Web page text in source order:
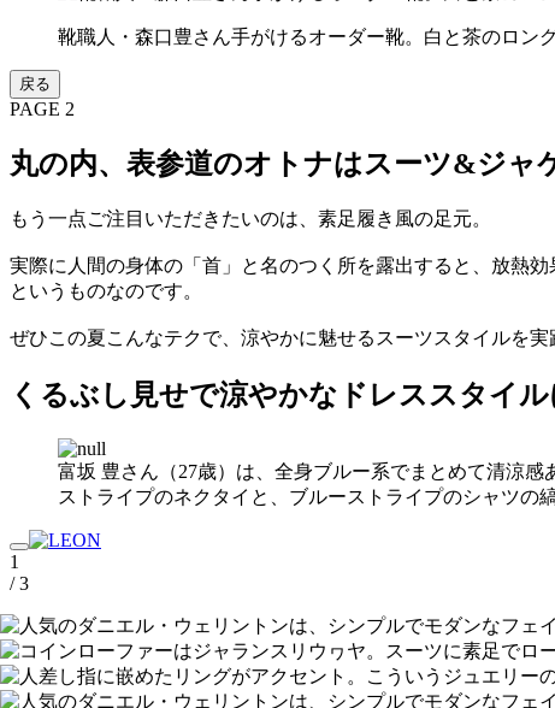
靴職人・森口豊さん手がけるオーダー靴。白と茶のロン
戻る
PAGE 2
丸の内、表参道のオトナはスーツ&ジャ
もう一点ご注目いただきたいのは、素足履き風の足元。
実際に人間の身体の「首」と名のつく所を露出すると、放熱
というものなのです。
ぜひこの夏こんなテクで、涼やかに魅せるスーツスタイルを実
くるぶし見せで涼やかなドレススタイル
富坂 豊さん（27歳）は、全身ブルー系でまとめて清涼
ストライプのネクタイと、ブルーストライプのシャツの
1
/ 3